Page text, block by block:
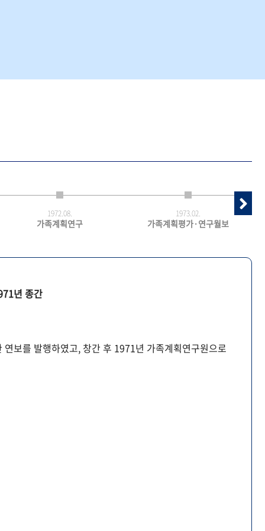
1972.08.
가족계획연구
1973.02.
가족계획평가·연구월보
년 종간
보를 발행하였고, 창간 후 1971년 가족계획연구원으로